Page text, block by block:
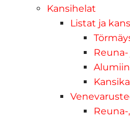
Kansihelat
Listat ja